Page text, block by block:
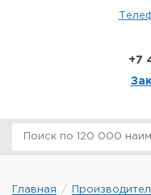
+7
Главная